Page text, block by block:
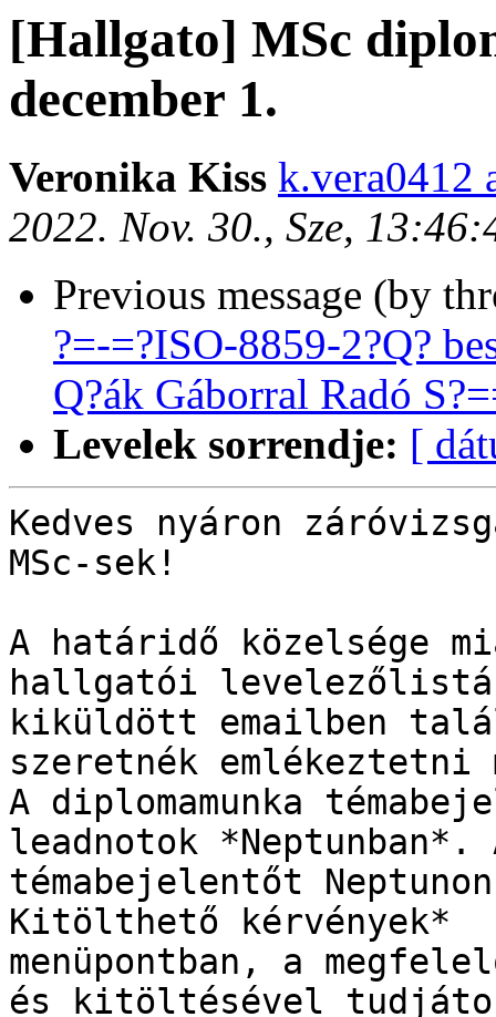
[Hallgato] MSc
december 1.
Veronika Kiss k.vera0412
2022. Nov. 30., Sze,
Previous message (by
?=-=?ISO-8859-2?Q?
Q?ák Gáborral Radó
Levelek sorrendje: [
Kedves nyáron
MSc-sek!
A határidő közelsége
hallgatói
kiküldött emailben
szeretnék emlékeztetni
A diplomamunka
leadnotok *Neptunban*.
témabejelentőt
Kitölthető kérvények*
menüpontban, a
és kitöltésével